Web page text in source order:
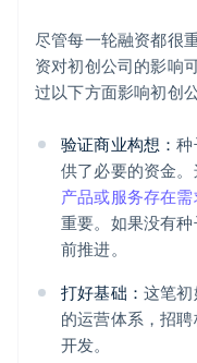
尽管每一轮融资都很
资对初创公司的影响
过以下方面影响初创
验证商业构想：种
供了必要的资金
产品或服务存在
重要。如果没有
前推进。
打好基础： 这笔
的运营体系，招
开发。